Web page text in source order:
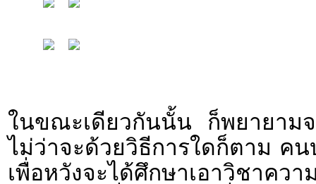
ในขณะเดียวกันนั้น ก็พยายามจ
ไม่ว่าจะด้วยวิธีการใดก็ตาม ค
เพื่อหวังจะได้ศึกษาเอาวิชาคว